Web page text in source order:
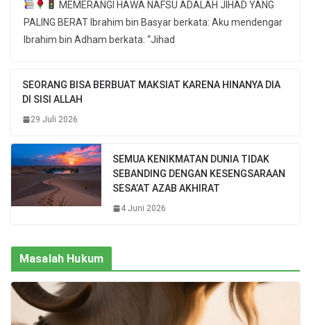
MEMERANGI HAWA NAFSU ADALAH JIHAD YANG
PALING BERAT Ibrahim bin Basyar berkata: Aku mendengar
Ibrahim bin Adham berkata: “Jihad
SEORANG BISA BERBUAT MAKSIAT KARENA HINANYA DIA
DI SISI ALLAH
29 Juli 2026
SEMUA KENIKMATAN DUNIA TIDAK
SEBANDING DENGAN KESENGSARAAN
SESA’AT AZAB AKHIRAT
4 Juni 2026
Masalah Hukum